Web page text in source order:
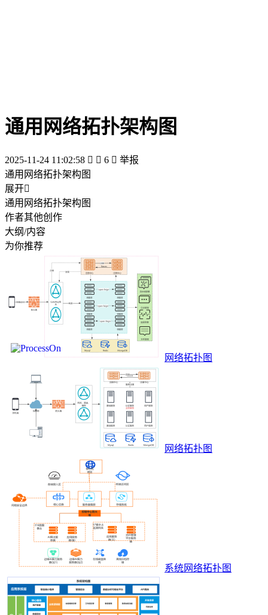
通用网络拓扑架构图
2025-11-24 11:02:58   6  举报
通用网络拓扑架构图
展开
通用网络拓扑架构图
作者其他创作
大纲/内容
为你推荐
网络拓扑图
网络拓扑图
系统网络拓扑图